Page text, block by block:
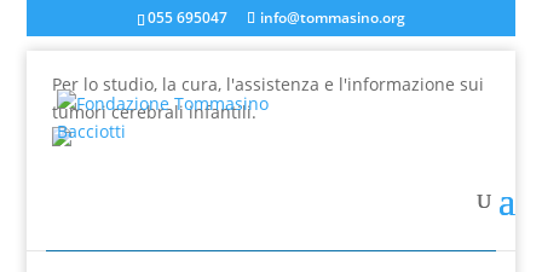
mail a info@tommasino.org o chiamare lo 055 695047
055 695047 info@tommasino.org
Per lo studio, la cura, l'assistenza e l'informazione sui
tumori cerebrali infantili.